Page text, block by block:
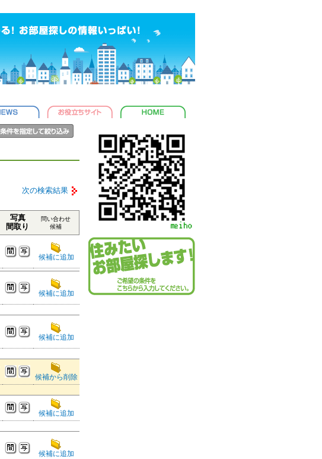
次の検索結果
写真
間取り
問い合わせ
候補
候補に追加
候補に追加
候補に追加
候補から削除
候補に追加
候補に追加